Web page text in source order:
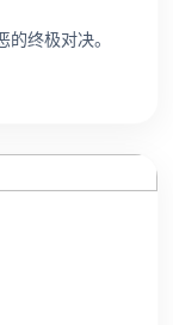
终极对决。